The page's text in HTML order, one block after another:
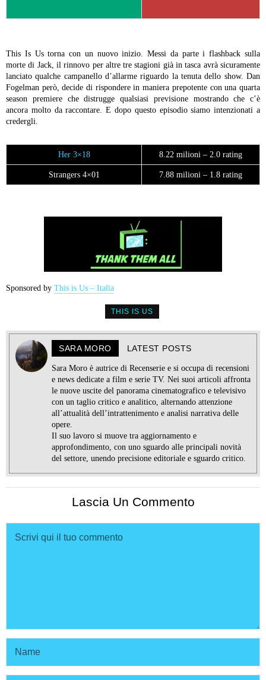
This Is Us torna con un nuovo inizio. Messi da parte i flashback sulla
morte di Jack, il rinnovo per altre tre stagioni già in tasca avrà sicuramente
lanciato qualche campanello d’allarme riguardo la tenuta dello show. Dan
Fogelman però, decide di rispondere in maniera prepotente con una quarta
season premiere che distrugge qualsiasi previsione mostrando che c’è
ancora molto da raccontare. E dopo questo episodio siamo intenzionati a
credergli.
Her 3×18 8.22 milioni – 2.0 rating
Strangers 4×01 7.88 milioni – 1.8 rating
Sponsored by This is Us – Italia
THIS IS US
SARA MORO LATEST POSTS
Sara Moro è autrice di Recenserie e si occupa di recensioni
e news dedicate a film e serie TV. Nei suoi articoli affronta
le nuove uscite del panorama cinematografico e televisivo
con un taglio critico e analitico, alternando attenzione
all’attualità dell’intrattenimento e analisi narrativa delle
opere.
Il suo lavoro si muove tra aggiornamento e
approfondimento, con uno sguardo alle principali novità
del settore, unendo precisione editoriale e sguardo critico.
Lascia Un Commento